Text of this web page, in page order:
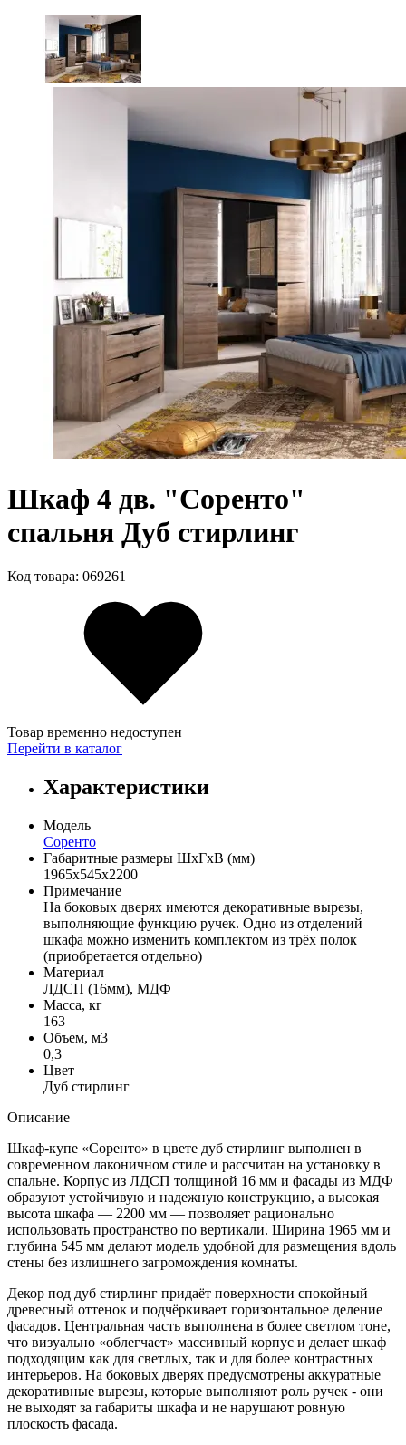
Шкаф 4 дв. "Соренто"
спальня Дуб стирлинг
Код товара: 069261
Товар временно недоступен
Перейти в каталог
Характеристики
Модель
Соренто
Габаритные размеры ШхГхВ (мм)
1965х545х2200
Примечание
На боковых дверях имеются декоративные вырезы,
выполняющие функцию ручек. Одно из отделений
шкафа можно изменить комплектом из трёх полок
(приобретается отдельно)
Материал
ЛДСП (16мм), МДФ
Масса, кг
163
Объем, м3
0,3
Цвет
Дуб стирлинг
Описание
Шкаф-купе «Соренто» в цвете дуб стирлинг выполнен в
современном лаконичном стиле и рассчитан на установку в
спальне. Корпус из ЛДСП толщиной 16 мм и фасады из МДФ
образуют устойчивую и надежную конструкцию, а высокая
высота шкафа — 2200 мм — позволяет рационально
использовать пространство по вертикали. Ширина 1965 мм и
глубина 545 мм делают модель удобной для размещения вдоль
стены без излишнего загромождения комнаты.
Декор под дуб стирлинг придаёт поверхности спокойный
древесный оттенок и подчёркивает горизонтальное деление
фасадов. Центральная часть выполнена в более светлом тоне,
что визуально «облегчает» массивный корпус и делает шкаф
подходящим как для светлых, так и для более контрастных
интерьеров. На боковых дверях предусмотрены аккуратные
декоративные вырезы, которые выполняют роль ручек - они
не выходят за габариты шкафа и не нарушают ровную
плоскость фасада.